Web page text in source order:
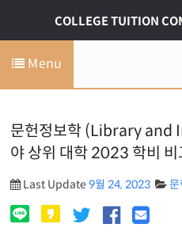
COLLEGE TUITION
Menu
문헌정보학 (Library
야 상위 대학 2023 학비
Last Update9월 24, 2023 문